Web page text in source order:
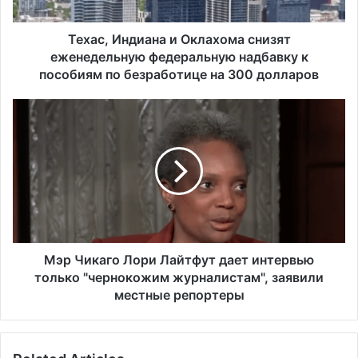
н
д
я
Техас, Индиана и Оклахома снизят
еженедельную федеральную надбавку к
пособиям по безработице на 300 долларов
о
Мэр Чикаго Лори Лайтфут дает интервью
только "чернокожим журналистам", заявили
местные репортеры